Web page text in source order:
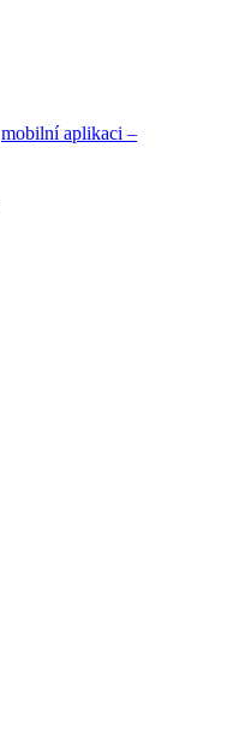
mobilní aplikaci –